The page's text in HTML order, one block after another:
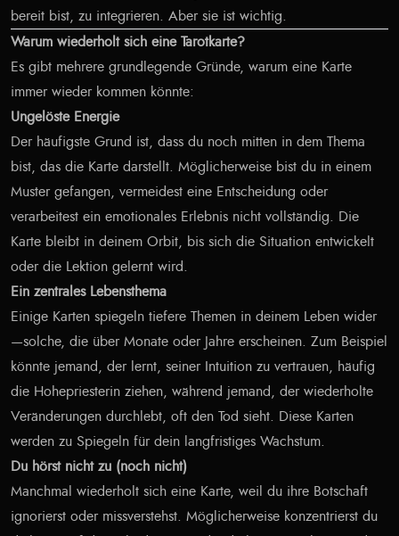
bereit bist, zu integrieren. Aber sie ist wichtig.
Warum wiederholt sich eine Tarotkarte?
Es gibt mehrere grundlegende Gründe, warum eine Karte
immer wieder kommen könnte:
Ungelöste Energie
Der häufigste Grund ist, dass du noch mitten in dem Thema
bist, das die Karte darstellt. Möglicherweise bist du in einem
Muster gefangen, vermeidest eine Entscheidung oder
verarbeitest ein emotionales Erlebnis nicht vollständig. Die
Karte bleibt in deinem Orbit, bis sich die Situation entwickelt
oder die Lektion gelernt wird.
Ein zentrales Lebensthema
Einige Karten spiegeln tiefere Themen in deinem Leben wider
—solche, die über Monate oder Jahre erscheinen. Zum Beispiel
könnte jemand, der lernt, seiner Intuition zu vertrauen, häufig
die Hohepriesterin ziehen, während jemand, der wiederholte
Veränderungen durchlebt, oft den Tod sieht. Diese Karten
werden zu Spiegeln für dein langfristiges Wachstum.
Du hörst nicht zu (noch nicht)
Manchmal wiederholt sich eine Karte, weil du ihre Botschaft
ignorierst oder missverstehst. Möglicherweise konzentrierst du